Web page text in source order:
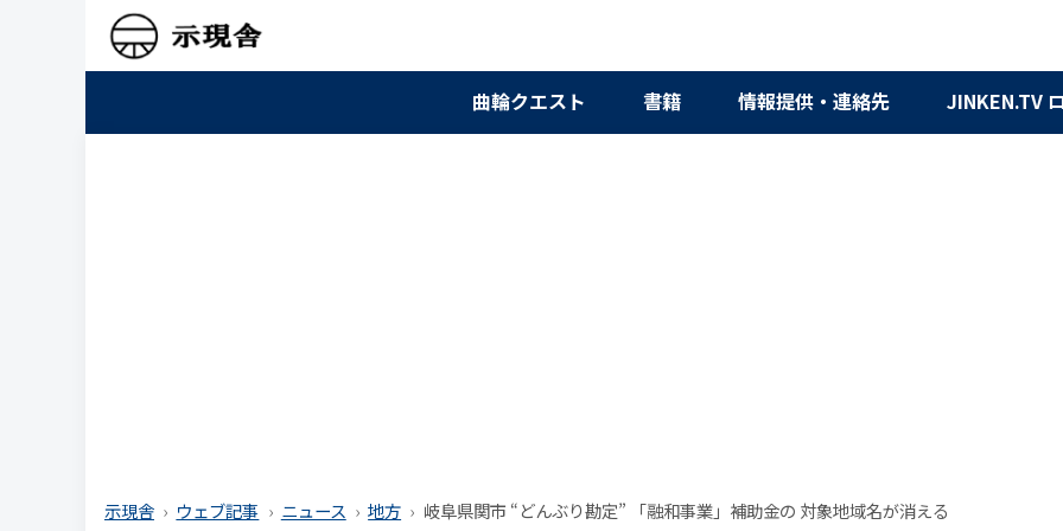
曲輪クエスト 書籍 情報提供・連絡先 JINKEN.TV
示現舎 ウェブ記事 ニュース 地方 岐阜県関市 “どんぶり勘定” 「融和事業」補助金の 対象地域名が消える